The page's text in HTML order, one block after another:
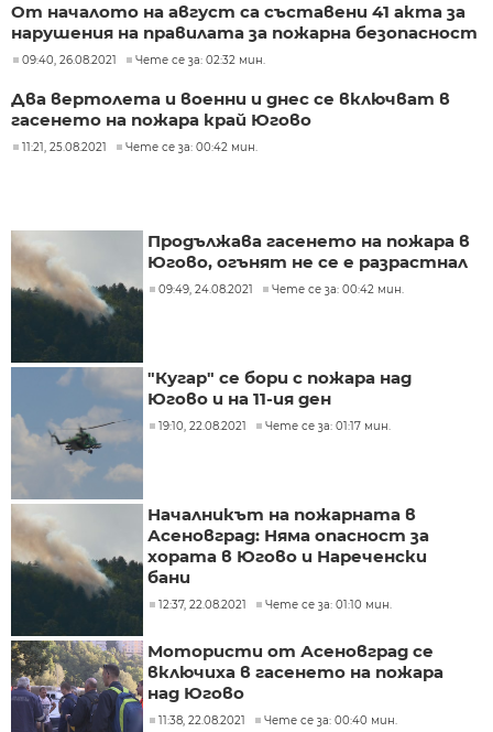
От началото на август са съставени 41 акта за
нарушения на правилата за пожарна безопасност
09:40, 26.08.2021 Чете се за: 02:32 мин.
Два вертолета и военни и днес се включват в
гасенето на пожара край Югово
11:21, 25.08.2021 Чете се за: 00:42 мин.
Продължава гасенето на пожара в
Югово, огънят не се е разрастнал
09:49, 24.08.2021 Чете се за: 00:42 мин.
"Кугар" се бори с пожара над
Югово и на 11-ия ден
19:10, 22.08.2021 Чете се за: 01:17 мин.
Началникът на пожарната в
Асеновград: Няма опасност за
хората в Югово и Нареченски
бани
12:37, 22.08.2021 Чете се за: 01:10 мин.
Мотористи от Асеновград се
включиха в гасенето на пожара
над Югово
11:38, 22.08.2021 Чете се за: 00:40 мин.